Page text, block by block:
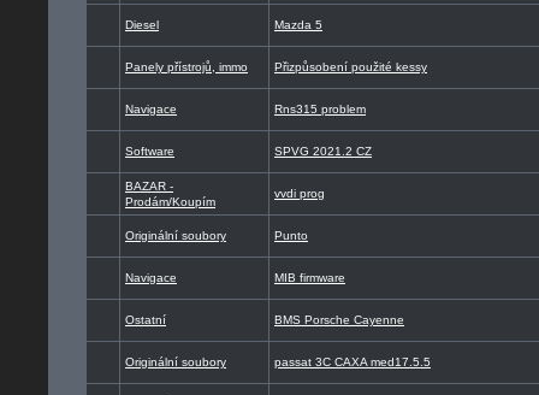
Diesel Mazda 5
Panely přístrojů, immo Přizpůsobení použité kessy
Navigace Rns315 problem
Software SPVG 2021.2 CZ
BAZAR -
Prodám/Koupím
vvdi prog
Originální soubory Punto
Navigace MIB firmware
Ostatní BMS Porsche Cayenne
Originální soubory passat 3C CAXA med17.5.5